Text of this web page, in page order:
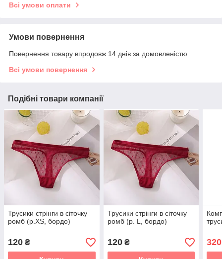
Всі умови оплати
Умови повернення
Повернення товару впродовж 14 днів за домовленістю
Всі умови повернення
Подібні товари компанії
Трусики стрінги в сіточку
ромб (р.XS, бордо)
120 ₴
Трусики стрінги в сіточку
ромб (р. L, бордо)
120₴ 320